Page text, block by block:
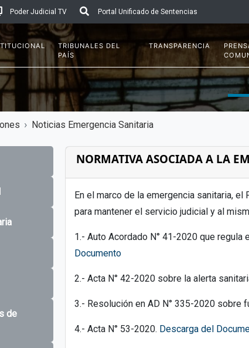
Poder Judicial TV Portal Unificado de Sentencias
TRIBUNALES DEL
PAÍS
TRANSPARENCIA
Noticias Emergencia Sanitaria
de
NORMATIVA ASOCIADA A LA
En el marco de la emergencia sanitaria,
para mantener el servicio judicial y al
1.- Auto Acordado N° 41-2020 que
Documento
2.- Acta N° 42-2020 sobre la alerta
3.- Resolución en AD N° 335-2020 sobre
4.- Acta N° 53-2020. Descarga del